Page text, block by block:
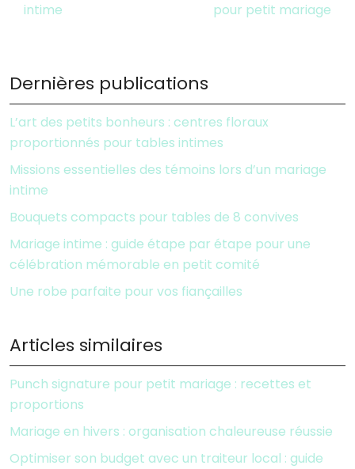
intime
pour petit mariage
Dernières publications
L’art des petits bonheurs : centres floraux
proportionnés pour tables intimes
Missions essentielles des témoins lors d’un mariage
intime
Bouquets compacts pour tables de 8 convives
Mariage intime : guide étape par étape pour une
célébration mémorable en petit comité
Une robe parfaite pour vos fiançailles
Articles similaires
Punch signature pour petit mariage : recettes et
proportions
Mariage en hivers : organisation chaleureuse réussie
Optimiser son budget avec un traiteur local : guide